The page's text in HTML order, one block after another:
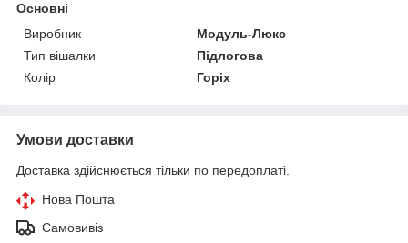
Основні
Виробник
Модуль-Люкс
Тип вішалки
Підлогова
Колір
Горіх
Умови доставки
Доставка здійснюється тільки по передоплаті.
Нова Пошта
Самовивіз